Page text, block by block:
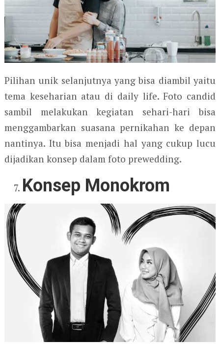
Pilihan unik selanjutnya yang bisa diambil yaitu
tema keseharian atau di daily life. Foto candid
sambil melakukan kegiatan sehari-hari bisa
menggambarkan suasana pernikahan ke depan
nantinya. Itu bisa menjadi hal yang cukup lucu
dijadikan konsep dalam foto prewedding.
Konsep Monokrom